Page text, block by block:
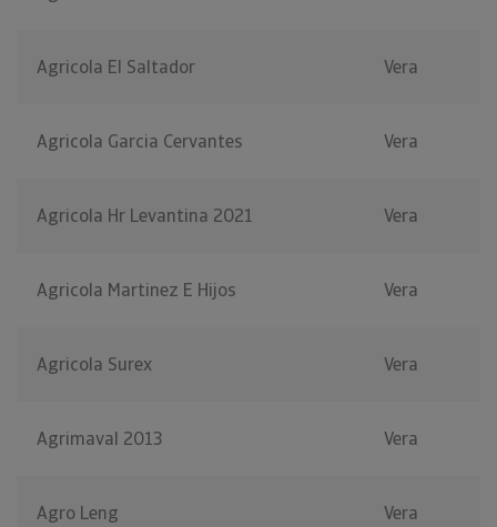
Agricola El Saltador Vera
Agricola Garcia Cervantes Vera
Agricola Hr Levantina 2021 Vera
Agricola Martinez E Hijos Vera
Agricola Surex Vera
Agrimaval 2013 Vera
Agro Leng Vera